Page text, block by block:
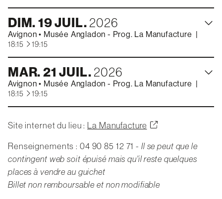
DIM.19JUIL.2026
Avignon• Musée Angladon - Prog. La Manufacture |
18:15
à
19:15
MAR.21 JUIL.2026
Avignon• Musée Angladon - Prog. La Manufacture |
18:15
à
19:15
Site internet du lieu : La Manufacture
Renseignements : 04 90 85 12 71 - Il se peut que le
contingent web soit épuisé mais qu'il reste quelques
places à vendre au guichet
Billet non remboursable et non modifiable
COMPAGNIE / ÉDITION / LABEL
CRÉATIONS